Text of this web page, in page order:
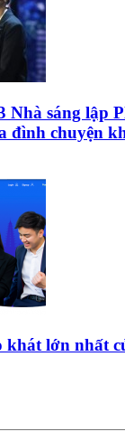
Nhà sáng lập
đình chuyện
lớn nhất